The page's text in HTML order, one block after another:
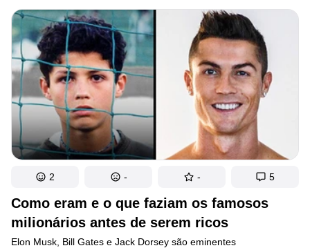
acontece com ovos, alho e muitos outros alimentos. A Amazon
é outro exemplo. A empresa sempre envia os produtos em uma
quantidade enorme de plástico. O tamanho da embalagem
costuma ser desproporcional ao do produto, o que mostra
um grande desperdício de plástico e outros materiais.
Como eram e o que faziam os famosos
milionários antes de serem ricos
Elon Musk, Bill Gates e Jack Dorsey são eminentes
2 - - 5